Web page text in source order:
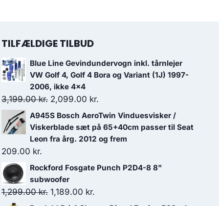
TILFÆLDIGE TILBUD
Blue Line Gevindundervogn inkl. tårnlejer
VW Golf 4, Golf 4 Bora og Variant (1J) 1997-
2006, ikke 4x4
3,199.00kr. Den
oprindelige
pris
var:
2,099.00 kr.
aktuelle
pris
er:
A945S Bosch AeroTwin Vinduesvisker /
Viskerblade sæt på 65+40cm passer til Seat
Leon fra årg. 2012 og frem
209.00 kr.
Rockford Fosgate Punch P2D4-8 8"
subwoofer
1,299.00kr. Den
1,189.00 kr.